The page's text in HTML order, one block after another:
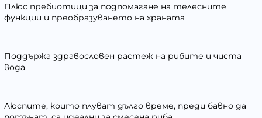
Плюс пребиотици за подпомагане на телесните
функции и преобразуването на храната
Поддържа здравословен растеж на рибите и чиста
вода
Люспите, които плуват дълго време, преди бавно да